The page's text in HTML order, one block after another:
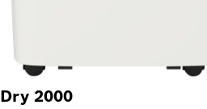
Dry 2000